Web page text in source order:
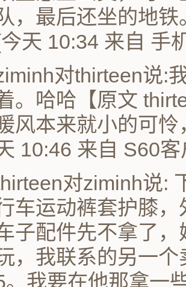
，最后还坐的地
天 10:34 来自 手
对thirteen说:
。哈哈【原文
风本来就小的可
10:46 来自 S60客
对ziminh说:
车运动裤套护膝
子配件先不拿了
，我联系的另一
。我要在他那拿一